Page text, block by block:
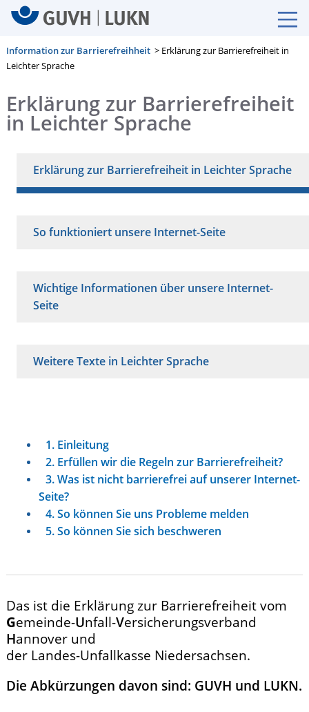
Information zur Barrierefreihheit > Erklärung zur Barrierefreiheit in
Leichter Sprache
Erklärung zur Barrierefreiheit
in Leichter Sprache
Erklärung zur Barrierefreiheit in Leichter Sprache
So funktioniert unsere Internet-Seite
Wichtige Informationen über unsere Internet-
Seite
Weitere Texte in Leichter Sprache
1. Einleitung
2. Erfüllen wir die Regeln zur Barrierefreiheit?
3. Was ist nicht barrierefrei auf unserer Internet-
Seite?
4. So können Sie uns Probleme melden
5. So können Sie sich beschweren
Das ist die Erklärung zur Barrierefreiheit vom
Gemeinde-Unfall-Versicherungsverband
Hannover und
der Landes-Unfallkasse Niedersachsen.
Die Abkürzungen davon sind: GUVH und LUKN.